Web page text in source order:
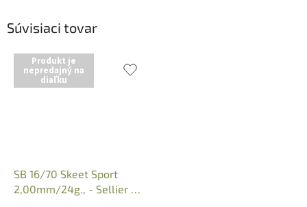
Súvisiaci tovar
Produkt je
nepredajný na
diaľku
SB 16/70 Skeet Sport
2,00mm/24g., - Sellier &